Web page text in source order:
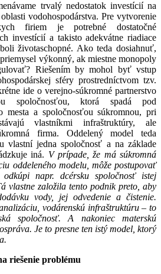
trvalý nedostatok investícií na
vodohospodárstva. Pre vytvorenie
firiem je potrebné dostatočné
investícií a takisto adekvátne riadiace
životaschopné. Ako teda dosiahnuť,
výkonný, ak miestne monopoly
Riešením by mohol byť vstup
sféry prostredníctvom tzv.
ide o verejno-súkromné partnerstvo
spoločnosťou, ktorá spadá pod
mesta a spoločnosťou súkromnou, pri
vlastníkmi infraštruktúry, ale
firma. Oddelený model teda
vlastní jedna spoločnosť a na základe
iná. V prípade, že má súkromná
oddeleného modelu, môže postupovať
napr. dcérsku spoločnosť istej
vlastne založila tento podnik preto, aby
vody, jej odvedenie a čistenie.
vodárenskú infraštruktúru – to
spoločnosť. A nakoniec materskú
Je to presne ten istý model, ktorý
riešenie problému